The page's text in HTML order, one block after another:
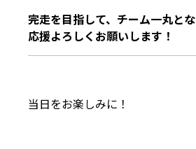
完走を目指して、チーム一丸と
応援よろしくお願いします！
当日をお楽しみに！